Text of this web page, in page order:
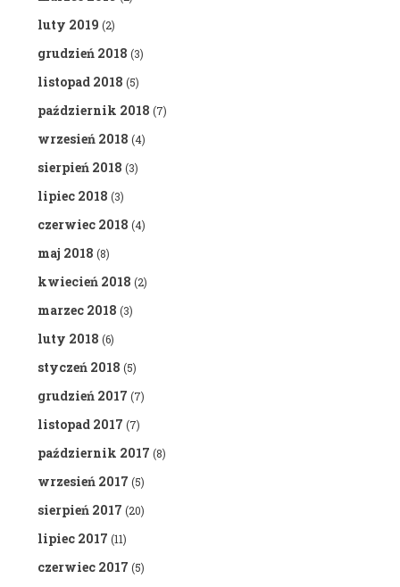
luty 2019 (2)
grudzień 2018 (3)
listopad 2018 (5)
październik 2018 (7)
wrzesień 2018 (4)
sierpień 2018 (3)
lipiec 2018 (3)
czerwiec 2018 (4)
maj 2018 (8)
kwiecień 2018 (2)
marzec 2018 (3)
luty 2018 (6)
styczeń 2018 (5)
grudzień 2017 (7)
listopad 2017 (7)
październik 2017 (8)
wrzesień 2017 (5)
sierpień 2017 (20)
lipiec 2017 (11)
czerwiec 2017 (5)